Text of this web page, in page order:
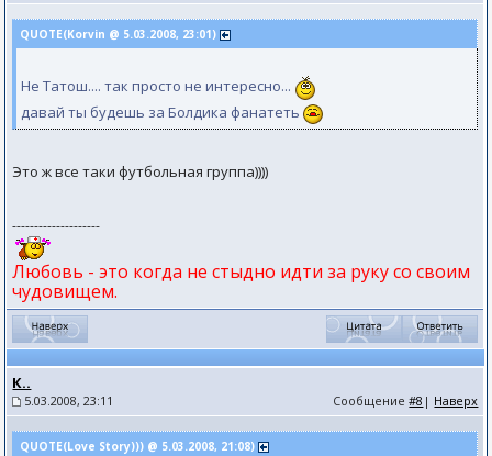
QUOTE(Kоrvin @ 5.03.2008, 23:01)
Не Татош.... так просто не интересно...
давай ты будешь за Болдика фанатеть
Это ж все таки футбольная группа))))
--------------------
Любовь - это когда не стыдно идти за руку со своим
чудовищем.
К..
5.03.2008, 23:11 Сообщение#8 | Наверх
QUOTE(Love Story))) @ 5.03.2008, 21:08)